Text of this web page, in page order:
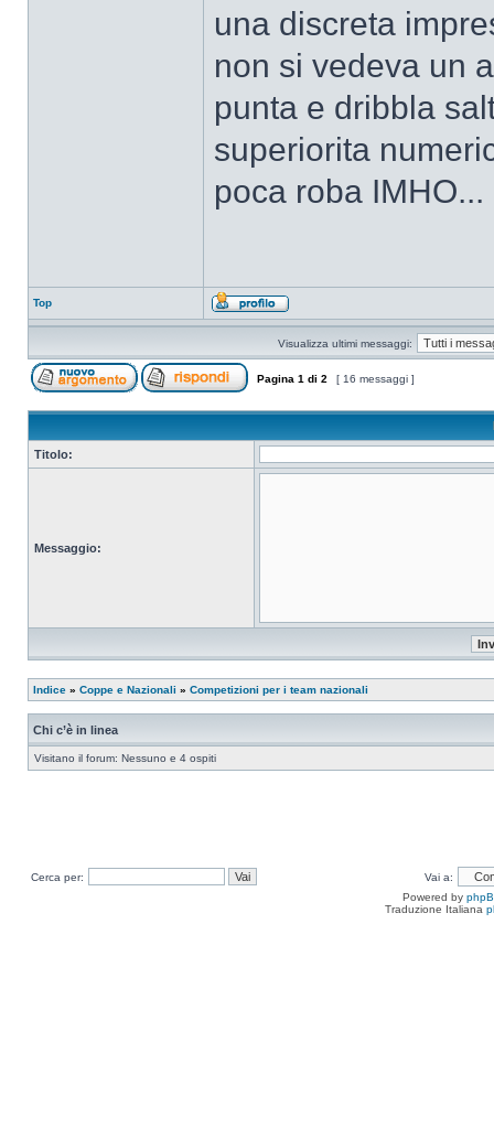
una discreta
non si vedeva un
punta e dribbla
superiorita
poca roba IMHO...
Top
Visualizza ultimi messaggi:
Pagina 1 di 2 [ 16 messaggi ]
Titolo:
Messaggio:
Indice » Coppe e Nazionali » Competizioni per i team nazionali
Chi c’è in linea
Visitano il forum: Nessuno e 4 ospiti
Cerca per:
Vai a:
Powered by
Traduzione Italiana